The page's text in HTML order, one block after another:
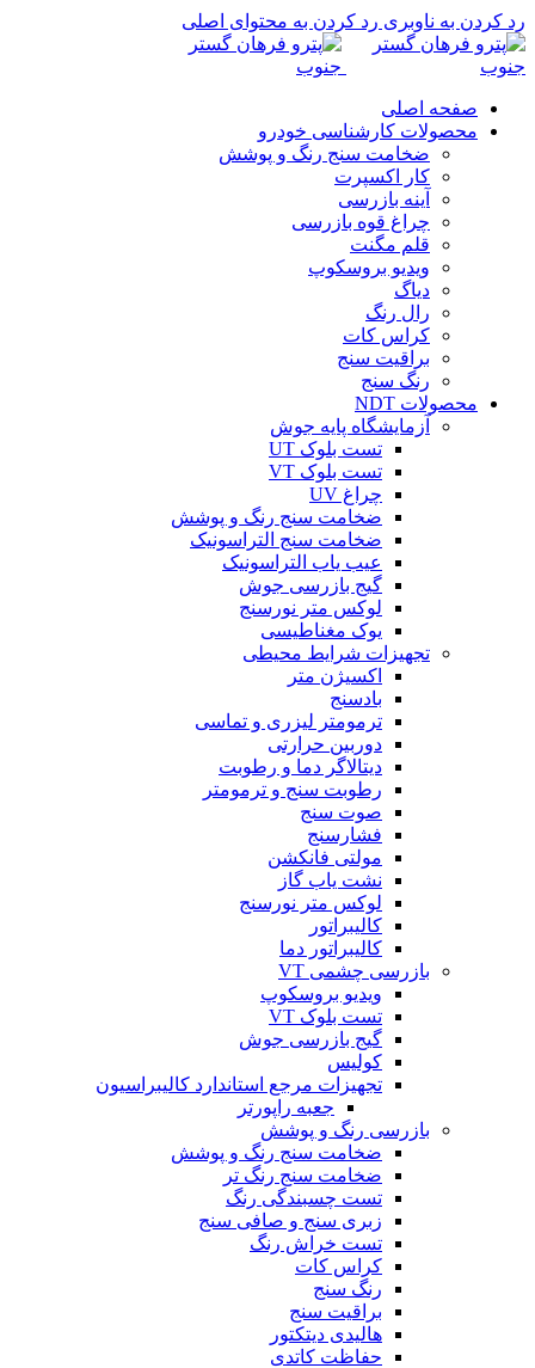
رد کردن به ناوبری رد کردن به محتوای اصلی
صفحه اصلی
محصولات کارشناسی خودرو
ضخامت سنج رنگ و پوشش
کار اکسپرت
آینه بازرسی
چراغ قوه بازرسی
قلم مگنت
ویدیو بروسکوپ
دیاگ
رال رنگ
کراس کات
براقیت سنج
رنگ سنج
محصولات NDT
آزمایشگاه پایه جوش
تست بلوک UT
تست بلوک VT
چراغ UV
ضخامت سنج رنگ و پوشش
ضخامت سنج التراسونیک
عیب یاب التراسونیک
گیج بازرسی جوش
لوکس متر نورسنج
یوک مغناطیسی
تجهیزات شرایط محیطی
اکسیژن متر
بادسنج
ترمومتر لیزری و تماسی
دوربین حرارتی
دیتالاگر دما و رطوبت
رطوبت سنج و ترمومتر
صوت سنج
فشارسنج
مولتی فانکشن
نشت یاب گاز
لوکس متر نورسنج
کالیبراتور
کالیبراتور دما
بازرسی چشمی VT
ویدیو بروسکوپ
تست بلوک VT
گیج بازرسی جوش
کولیس
تجهیزات مرجع استاندارد کالیبراسیون
جعبه راپورتر
بازرسی رنگ و پوشش
ضخامت سنج رنگ و پوشش
ضخامت سنج رنگ تر
تست چسبندگی رنگ
زبری سنج و صافی سنج
تست خراش رنگ
کراس کات
رنگ سنج
براقیت سنج
هالیدی دیتکتور
حفاظت کاتدی